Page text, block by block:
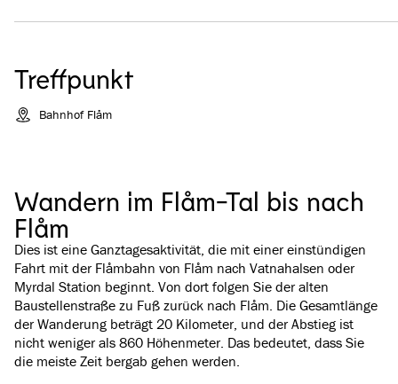
Treffpunkt
Bahnhof Flåm
Wandern im Flåm-Tal bis nach
Flåm
Dies ist eine Ganztagesaktivität, die mit einer einstündigen
Fahrt mit der Flåmbahn von Flåm nach Vatnahalsen oder
Myrdal Station beginnt. Von dort folgen Sie der alten
Baustellenstraße zu Fuß zurück nach Flåm. Die Gesamtlänge
der Wanderung beträgt 20 Kilometer, und der Abstieg ist
nicht weniger als 860 Höhenmeter. Das bedeutet, dass Sie
die meiste Zeit bergab gehen werden.